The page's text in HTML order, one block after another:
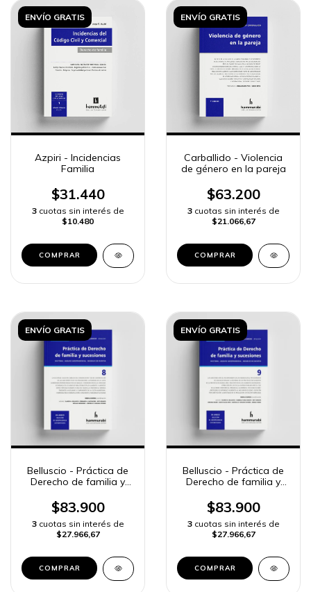
ENVÍO GRATIS
Azpiri - Incidencias
Familia
$31.440
3 cuotas sin interés de
$10.480
COMPRAR
ENVÍO GRATIS
Carballido - Violencia
de género en la pareja
$63.200
3 cuotas sin interés de
$21.066,67
COMPRAR
ENVÍO GRATIS
Belluscio - Práctica de
Derecho de familia y
$83.900
3 cuotas sin interés de
$27.966,67
COMPRAR
ENVÍO GRATIS
Belluscio - Práctica de
Derecho de familia y
$83.900
3 cuotas sin interés de
$27.966,67
COMPRAR